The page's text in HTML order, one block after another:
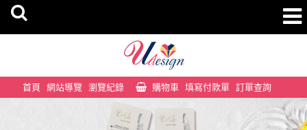
首頁 網站導覽 瀏覽紀錄 購物車 填寫付款單 訂單查詢